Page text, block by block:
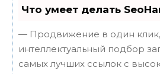
Что умеет делать
— Продвижение в один клик,
интеллектуальный подбор
самых лучших ссылок с